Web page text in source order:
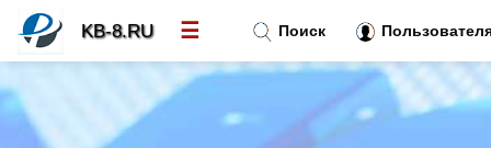
Поиск
KB-8.RU ☰